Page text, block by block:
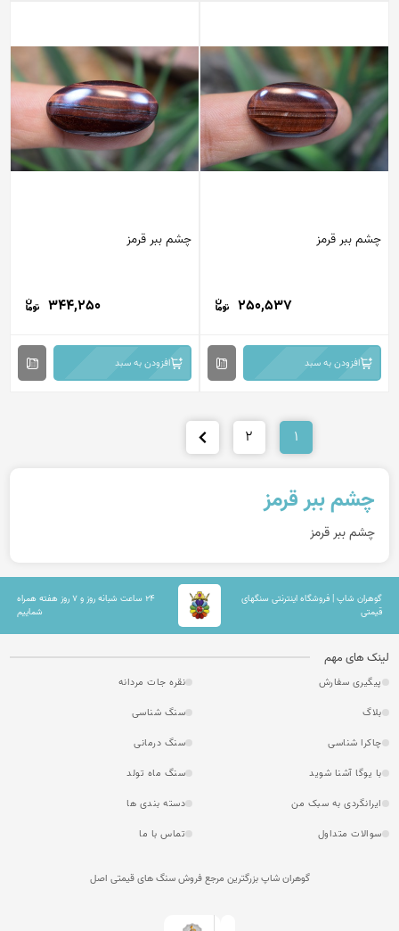
چشم ببر قرمز
250,537
افزودن به سبد
چشم ببر قرمز
344,250
افزودن به سبد
1
2
چشم ببر قرمز
چشم ببر قرمز
گوهران شاپ | فروشگاه اینترنتی سنگهای
قیمتی
۲۴ ساعت شبانه روز و ۷ روز هفته همراه
شماییم
لینک های مهم
پیگیری سفارش
نقره جات مردانه
بلاگ
سنگ شناسی
چاکرا شناسی
سنگ درمانی
با یوگا آشنا شوید
سنگ ماه تولد
ایرانگردی به سبک من
دسته بندی ها
سوالات متداول
تماس با ما
گوهران شاپ بزرگترین مرجع فروش سنگ های قیمتی اصل